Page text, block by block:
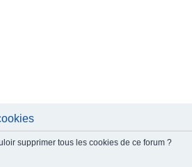
supprimer tous les cookies de ce forum ?